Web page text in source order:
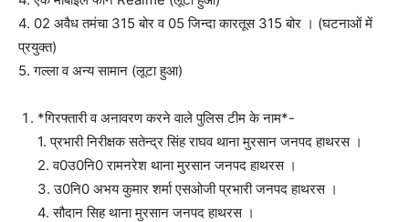
4. 02 अवैध तमंचा 315 बोर व 05 जिन्दा कारतूस 315 बोर । (घटनाओं में
प्रयुक्त)
5. गल्ला व अन्य सामान (लूटा हुआ)
*गिरफ्तारी व अनावरण करने वाले पुलिस टीम के नाम*-
1. प्रभारी निरीक्षक सतेन्द्र सिंह राघव थाना मुरसान जनपद हाथरस ।
2. व0उ0नि0 रामनरेश थाना मुरसान जनपद हाथरस ।
3. उ0नि0 अभय कुमार शर्मा एसओजी प्रभारी जनपद हाथरस ।
4. सौदान सिह थाना मुरसान जनपद हाथरस ।